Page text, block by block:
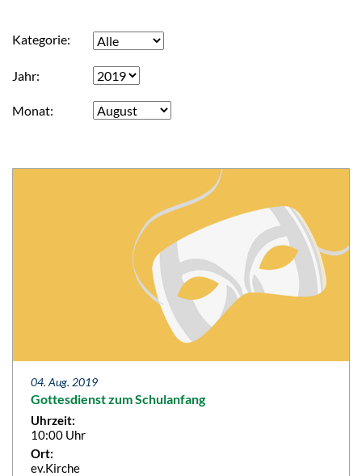
Kategorie
Jahr
Monat
04. Aug. 2019
Gottesdienst zum Schulanfang
Uhrzeit:
10:00 Uhr
Ort:
ev.Kirche